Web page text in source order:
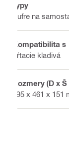
Typy
Kufre na
Kompatibilita s
Vŕtacie kladivá
Rozmery (D x Š
595 x 461 x 151